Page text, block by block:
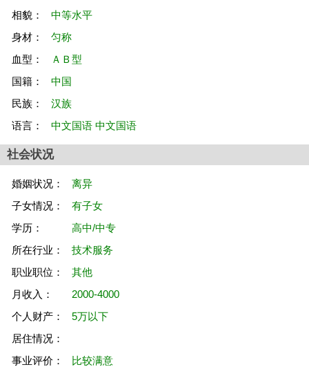
相貌：
中等水平
身材：
匀称
血型：
ＡＢ型
国籍：
中国
民族：
汉族
语言：
中文国语 中文国语
社会状况
婚姻状况：
离异
子女情况：
有子女
学历：
高中/中专
所在行业：
技术服务
职业职位：
其他
月收入：
2000-4000
个人财产：
5万以下
居住情况：
事业评价：
比较满意